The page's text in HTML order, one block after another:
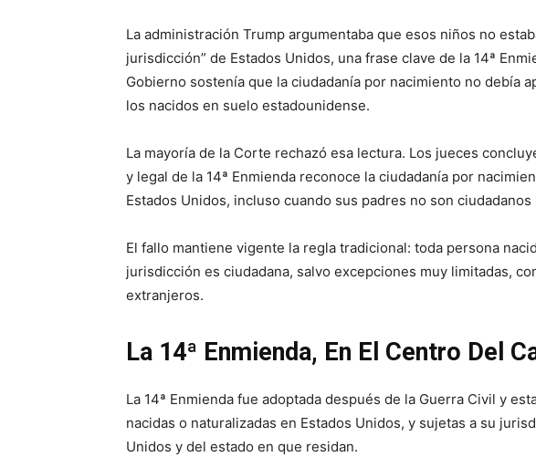
La administración Trump argumentaba que esos niños no
jurisdicción” de Estados Unidos, una frase clave de la 14ª
Gobierno sostenía que la ciudadanía por nacimiento no debía
los nacidos en suelo estadounidense.
La mayoría de la Corte rechazó esa lectura. Los jueces
y legal de la 14ª Enmienda reconoce la ciudadanía por
Estados Unidos, incluso cuando sus padres no son
El fallo mantiene vigente la regla tradicional: toda persona
jurisdicción es ciudadana, salvo excepciones muy limitadas,
extranjeros.
La 14ª Enmienda, En El Centro Del
La 14ª Enmienda fue adoptada después de la Guerra Civil y
nacidas o naturalizadas en Estados Unidos, y sujetas a su
Unidos y del estado en que residan.